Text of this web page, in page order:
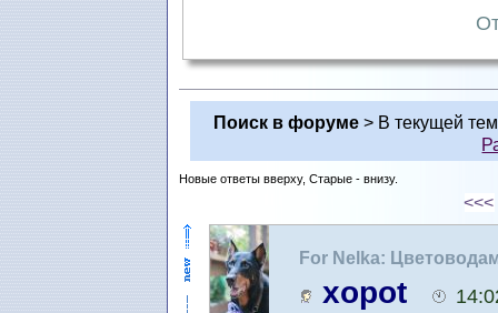
Поиск в форуме > В текущей
Новые ответы вверху, Старые - внизу.
<<<
For Nelka:
xopot